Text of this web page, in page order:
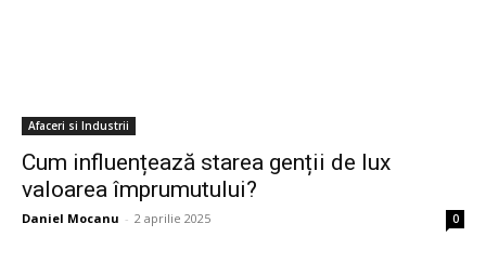
Afaceri si Industrii
Cum influențează starea genții de lux
valoarea împrumutului?
Daniel Mocanu - 2 aprilie 2025 0